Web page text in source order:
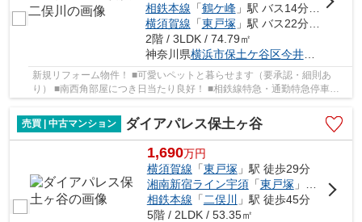
相鉄本線 「鶴ケ峰」駅 バス14分 「左近山第５」 停歩3分
横須賀線 「東戸塚 」駅 バス22分 「左近山第５」 停歩3分
2階 / 3LDK / 74.79㎡
神奈川県横浜市保土ケ谷区今井町
新規リフォーム物件！ ■可愛いペットと暮らせます（要承認・細則あ
り） ■南西角部屋につき日当たり良好！ ■相鉄線特急・通勤特急停車駅
「二俣川」駅 利用可能！ ■給水・給湯・排水管新...
売買 | 中古マンション
ダイアパレス保土ヶ谷
1,690万円
横須賀線 「東戸塚 」駅 徒歩29分
湘南新宿ライン宇須「東戸塚 」駅 徒歩43分
相鉄本線 「 二俣川
」駅 徒歩45分
5階 / 2LDK / 53.35㎡